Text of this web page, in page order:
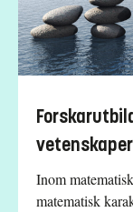
vetenskaper
Inom
matematisk